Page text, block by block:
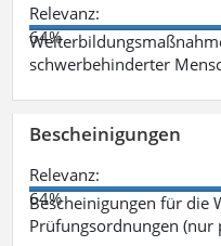
Relevanz:
64%
schwerbehinderter
Bescheinigungen
Relevanz:
64%
Bescheinigungen für die
Prüfungsordnungen (nur